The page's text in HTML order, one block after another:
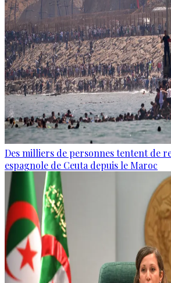
Des milliers de personnes tentent de
espagnole de Ceuta depuis le Maroc